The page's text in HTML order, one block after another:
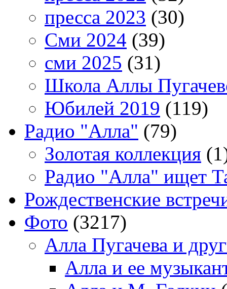
пресса 2023 (30)
Сми 2024 (39)
сми 2025 (31)
Школа Аллы
Юбилей 2019 (119)
Радио "Алла" (79)
Золотая коллекция
Радио "Алла" ищет
Рождественские
Фото (3217)
Алла Пугачева и
Алла и ее